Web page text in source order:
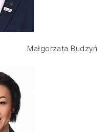
Małgorzata Budzyń